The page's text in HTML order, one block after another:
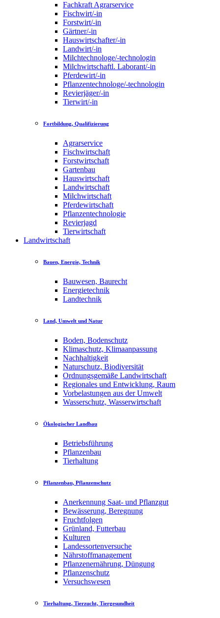
Fachkraft Agrarservice
Fischwirt/-in
Forstwirt/-in
Gärtner/-in
Hauswirtschafter/-in
Landwirt/-in
Milchtechnologe/-technologin
Milchwirtschaftl. Laborant/-in
Pferdewirt/-in
Pflanzentechnologe/-technologin
Revierjäger/-in
Tierwirt/-in
Fortbildung, Qualifizierung
Agrarservice
Fischwirtschaft
Forstwirtschaft
Gartenbau
Hauswirtschaft
Landwirtschaft
Milchwirtschaft
Pferdewirtschaft
Pflanzentechnologie
Revierjagd
Tierwirtschaft
Landwirtschaft
Bauen, Energie, Technik
Bauwesen, Baurecht
Energietechnik
Landtechnik
Land, Umwelt und Natur
Boden, Bodenschutz
Klimaschutz, Klimaanpassung
Nachhaltigkeit
Naturschutz, Biodiversität
Ordnungsgemäße Landwirtschaft
Regionales und Entwicklung, Raum
Vorbelastungen aus der Umwelt
Wasserschutz, Wasserwirtschaft
Ökologischer Landbau
Betriebsführung
Pflanzenbau
Tierhaltung
Pflanzenbau, Pflanzenschutz
Anerkennung Saat- und Pflanzgut
Bewässerung, Beregnung
Fruchtfolgen
Grünland, Futterbau
Kulturen
Landessortenversuche
Nährstoffmanagement
Pflanzenernährung, Düngung
Pflanzenschutz
Versuchswesen
Tierhaltung, Tierzucht, Tiergesundheit